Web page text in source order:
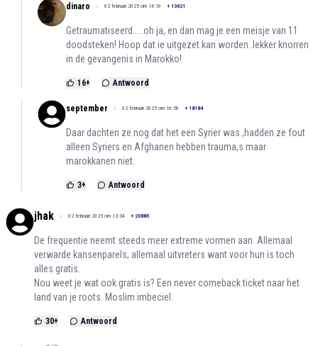
dinaro 02 februari 2025 om 14:16 + 13621
Getraumatiseerd.....oh ja, en dan mag je een meisje van 11
doodsteken! Hoop dat ie uitgezet kan worden..lekker knorren
in de gevangenis in Marokko!
16+ Antwoord
september 02 februari 2025 om 16:58 + 18184
Daar dachten ze nog dat het een Syrier was ,hadden ze fout
alleen Syriers en Afghanen hebben trauma,s maar
marokkanen niet.
3+ Antwoord
jhak 02 februari 2025 om 13:34 + 20885
De frequentie neemt steeds meer extreme vormen aan. Allemaal
verwarde kansenparels, allemaal uitvreters want voor hun is toch
alles gratis.
Nou weet je wat ook gratis is? Een never comeback ticket naar het
land van je roots. Moslim imbeciel.
30+ Antwoord